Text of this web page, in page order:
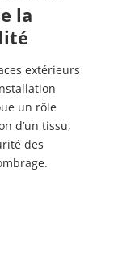
la
extérieurs
un rôle
d’un tissu,
des